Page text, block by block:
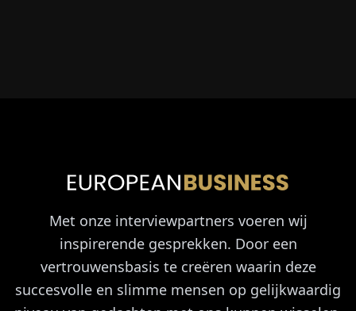
Met onze interviewpartners voeren wij
inspirerende gesprekken. Door een
vertrouwensbasis te creëren waarin deze
succesvolle en slimme mensen op gelijkwaardig